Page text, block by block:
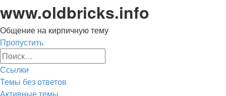
www.oldbricks.info
Общение на кирпичную тему
Пропустить
Ссылки
Темы без ответов